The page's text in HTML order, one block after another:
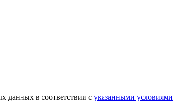
данных в соответствии с указанными условиями